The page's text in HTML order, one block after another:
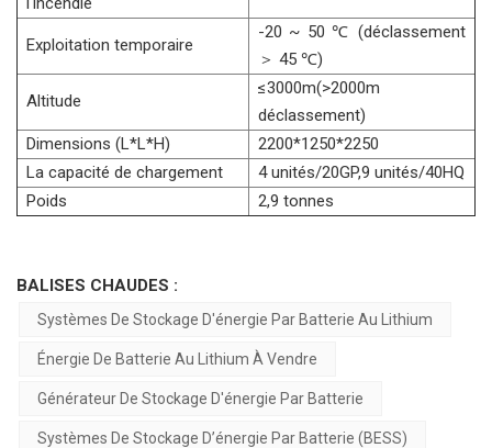
Exploitation temporaire
-20 ~ 50 ℃ (déclassement
＞ 45 ℃)
Altitude
≤3000m(>2000m
déclassement)
Dimensions (L*L*H)
2200*1250*2250
La capacité de chargement
4 unités/20GP,9 unités/40HQ
Poids
2,9 tonnes
BALISES CHAUDES :
Systèmes De Stockage D'énergie Par Batterie Au Lithium
Énergie De Batterie Au Lithium À Vendre
Générateur De Stockage D'énergie Par Batterie
Systèmes De Stockage D’énergie Par Batterie (BESS)